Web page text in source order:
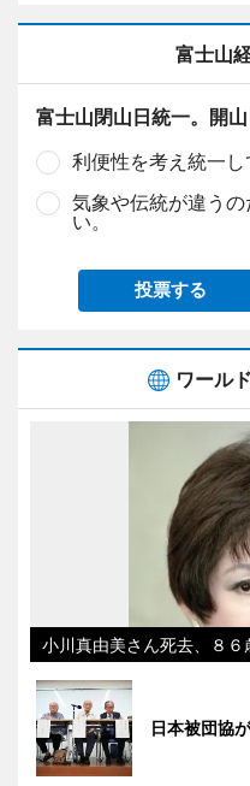
富士山
富士山閉山日統一。開
利便性を考え統一し
気象や伝統が違う
い。
投票する
ワール
小川真由美さん死去、８６
日本被団協